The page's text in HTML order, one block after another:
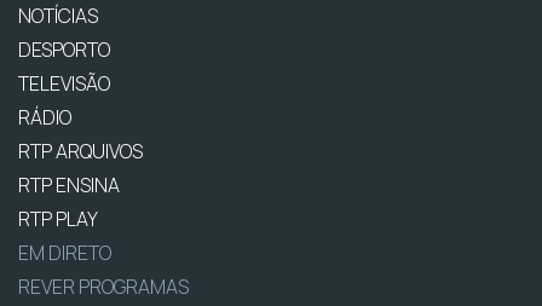
NOTÍCIAS
DESPORTO
TELEVISÃO
RÁDIO
RTP ARQUIVOS
RTP ENSINA
RTP PLAY
EM DIRETO
REVER PROGRAMAS